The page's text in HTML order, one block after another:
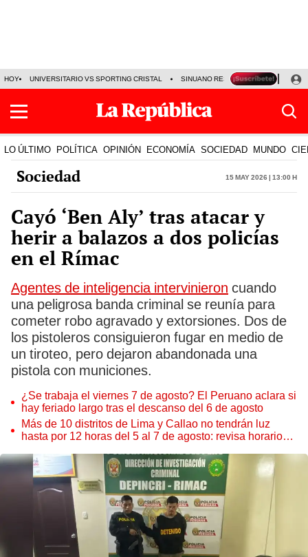
HOY UNIVERSITARIO VS SPORTING CRISTAL SINUANO RESULTADOS HOY
LO ÚLTIMO POLÍTICA OPINIÓN ECONOMÍA SOCIEDAD MUNDO
Sociedad 15 May 2026 | 13:00 h
Cayó ‘Ben Aly’ tras atacar y
herir a balazos a dos policías
en el Rímac
Agentes de inteligencia intervinieron cuando
una peligrosa banda criminal se reunía para
cometer robo agravado y extorsiones. Dos de
los pistoleros consiguieron fugar en medio de
un tiroteo, pero dejaron abandonada una
pistola con municiones.
¿Se trabaja el viernes 7 de agosto? El Peruano aclara si
hay feriado largo tras el descanso del 6 de agosto
Más de 10 distritos de Lima y Callao no tendrán luz
hasta por 12 horas del 5 al 7 de agosto: revisa horarios y